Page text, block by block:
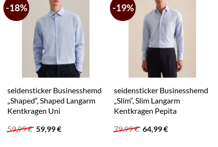
-18%
seidensticker Businesshemd
„Shaped“, Shaped Langarm
Kentkragen Uni
59,99€ Ursprünglicher
59,99€Aktueller
-19%
seidensticker Businesshemd
„Slim“, Slim Langarm
Kentkragen Pepita
79,99€ Ursprünglicher
64,99€Aktueller